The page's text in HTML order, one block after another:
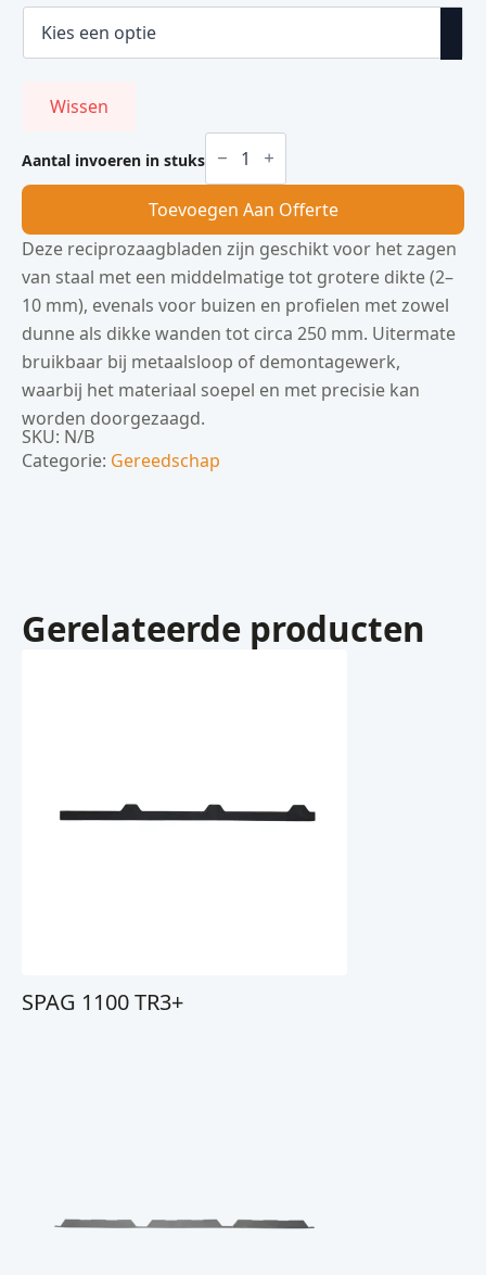
Wissen
Aantal invoeren in stuks
Reciprozaagblad
aantal
Toevoegen Aan Offerte
Deze reciprozaagbladen zijn geschikt voor het zagen
van staal met een middelmatige tot grotere dikte (2–
10 mm), evenals voor buizen en profielen met zowel
dunne als dikke wanden tot circa 250 mm. Uitermate
bruikbaar bij metaal­sloop of demontagewerk,
waarbij het materiaal soepel en met precisie kan
worden doorgezaagd.
SKU: N/B
Categorie: Gereedschap
Gerelateerde producten
SPAG 1100 TR3+